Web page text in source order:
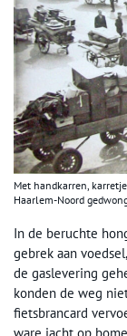
Met handkarren,
Haarlem-Noord
In de beruchte
gebrek aan
de gaslevering
konden de weg
fietsbrancard
ware jacht op